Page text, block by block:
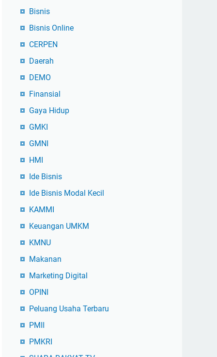
Bisnis
Bisnis Online
CERPEN
Daerah
DEMO
Finansial
Gaya Hidup
GMKI
GMNI
HMI
Ide Bisnis
Ide Bisnis Modal Kecil
KAMMI
Keuangan UMKM
KMNU
Makanan
Marketing Digital
OPINI
Peluang Usaha Terbaru
PMII
PMKRI